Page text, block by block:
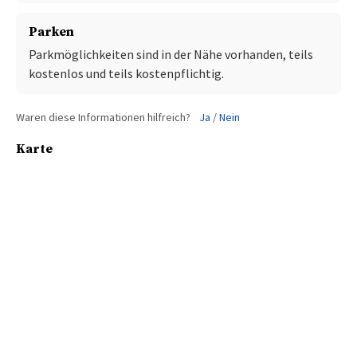
Parken
Parkmöglichkeiten sind in der Nähe vorhanden, teils
kostenlos und teils kostenpflichtig.
Waren diese Informationen hilfreich? Ja /Nein
Karte